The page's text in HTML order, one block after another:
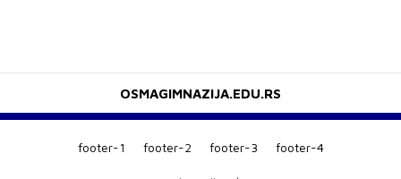
OSMAGIMNAZIJA.EDU.RS
footer-1 footer-2 footer-3 footer-4